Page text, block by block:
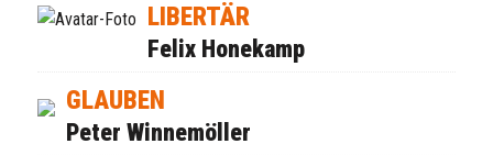
LIBERTÄR
Felix Honekamp
GLAUBEN
Peter Winnemöller